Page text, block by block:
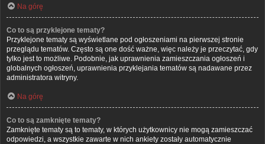
Na górę
Co to są przyklejone tematy?
Przyklejone tematy są wyświetlane pod ogłoszeniami na pierwszej stronie
przeglądu tematów. Często są one dość ważne, więc należy je przeczytać, gdy
tylko jest to możliwe. Podobnie, jak uprawnienia zamieszczania ogłoszeń i
globalnych ogłoszeń, uprawnienia przyklejania tematów są nadawane przez
administratora witryny.
Na górę
Co to są zamknięte tematy?
Zamknięte tematy są to tematy, w których użytkownicy nie mogą zamieszczać
odpowiedzi, a wszystkie zawarte w nich ankiety zostały automatycznie